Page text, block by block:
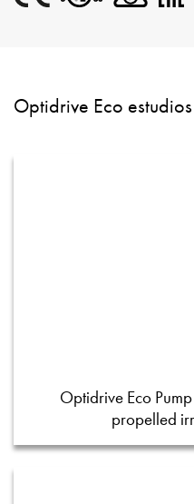
Optidrive Eco
Optidrive Eco
propelled